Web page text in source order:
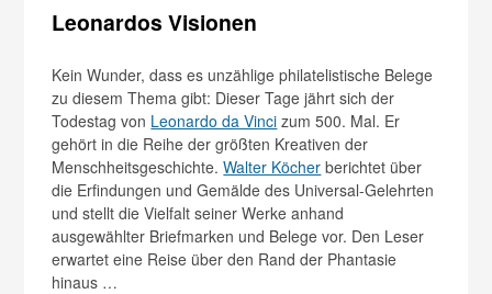
Leonardos Visionen
Kein Wunder, dass es unzählige philatelistische Belege
zu diesem Thema gibt: Dieser Tage jährt sich der
Todestag von Leonardo da Vinci zum 500. Mal. Er
gehört in die Reihe der größten Kreativen der
Menschheitsgeschichte.Walter Köcher berichtet über
die Erfindungen und Gemälde des Universal-Gelehrten
und stellt die Vielfalt seiner Werke anhand
ausgewählter Briefmarken und Belege vor. Den Leser
erwartet eine Reise über den Rand der Phantasie
hinaus …